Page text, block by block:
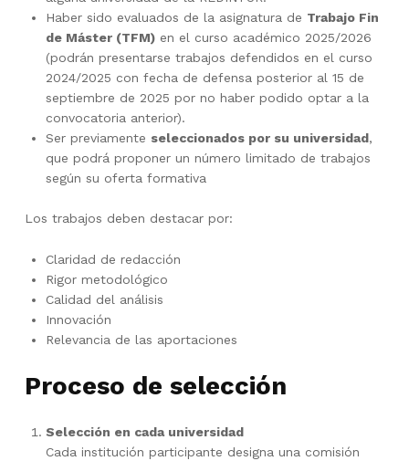
Haber sido evaluados de la asignatura de Trabajo Fin
de Máster (TFM)en el curso académico 2025/2026
(podrán presentarse trabajos defendidos en el curso
2024/2025 con fecha de defensa posterior al 15 de
septiembre de 2025 por no haber podido optar a la
convocatoria anterior).
Ser previamente seleccionados por su universidad,
que podrá proponer un número limitado de trabajos
según su oferta formativa
Los trabajos deben destacar por:
Claridad de redacción
Rigor metodológico
Calidad del análisis
Innovación
Relevancia de las aportaciones
Proceso de selección
Selección en cada universidad
Cada institución participante designa una comisión